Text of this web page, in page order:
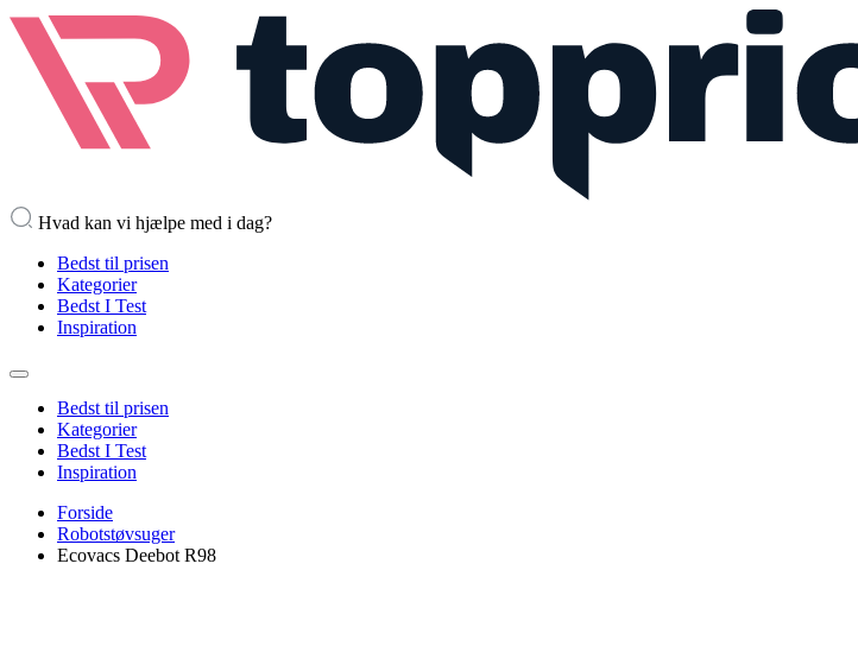
Hvad kan vi hjælpe med i dag?
Bedst til prisen
Kategorier
Bedst I Test
Inspiration
Bedst til prisen
Kategorier
Bedst I Test
Inspiration
Forside
Robotstøvsuger
Ecovacs Deebot R98